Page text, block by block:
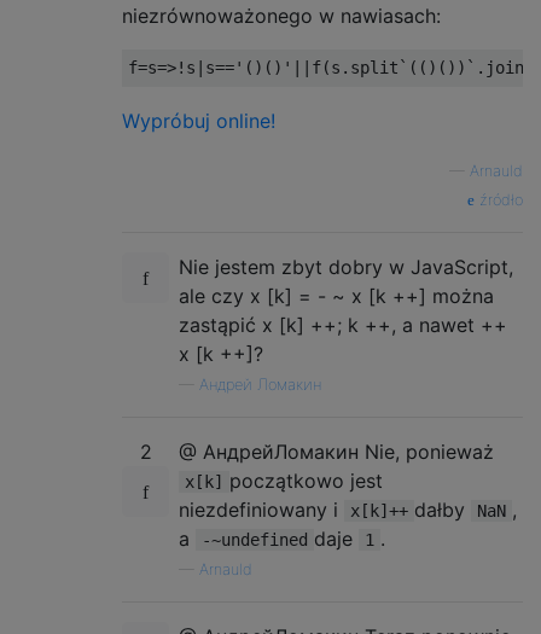
niezrównoważonego w nawiasach:
f=s=>! s s=='()()' f(s . split `(()())`. join
Wypróbuj online!
Arnauld
źródło
Nie jestem zbyt dobry w JavaScript,
ale czy x [k] = - ~ x [k ++] można
zastąpić x [k] ++; k ++, a nawet ++
x [k ++]?
Андрей Ломакин
2 @ АндрейЛомакин Nie, ponieważ
x[k]
początkowo jest
niezdefiniowany i
x[k]++ dałby NaN ,
a
-~undefined daje 1 .
Arnauld